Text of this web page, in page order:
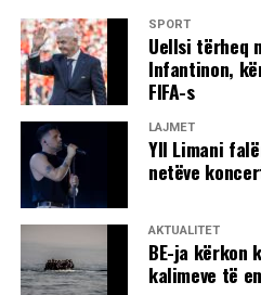
SPORT
Uellsi tërheq
Infantinon,
FIFA-s
LAJMET
Yll Limani
netëve
AKTUALITET
BE-ja kërkon
kalimeve të